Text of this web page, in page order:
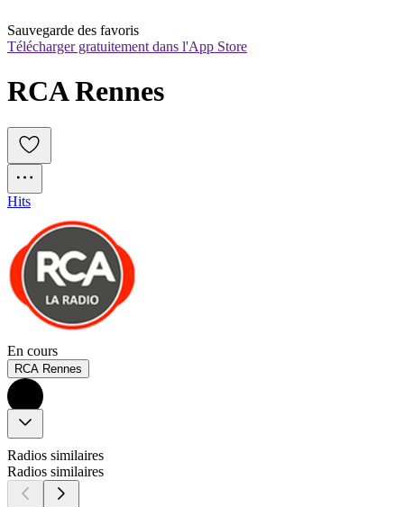
Sauvegarde des favoris
Télécharger gratuitement dans l'App Store
RCA Rennes
Hits
En cours
RCA Rennes
Radios similaires
Radios similaires